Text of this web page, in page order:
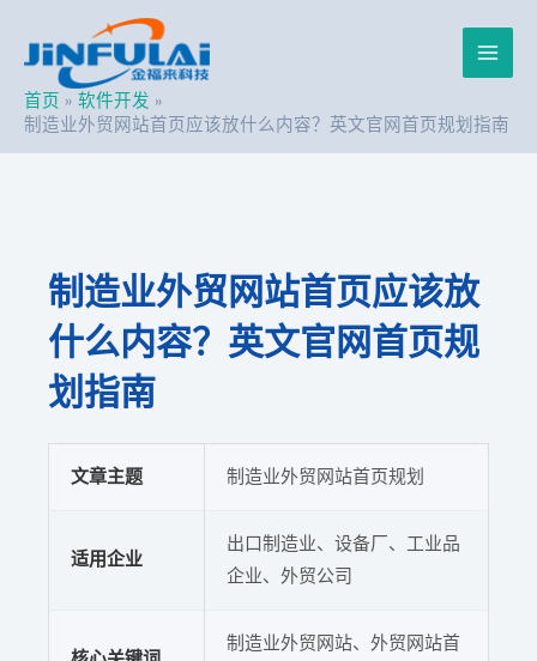
Main
首页
软件开发
制造业外贸网站首页应该放什么内容？英文官网首页规划指南
制造业外贸网站首页应该放
什么内容？英文官网首页规
划指南
文章主题 制造业外贸网站首页规划
适用企业
出口制造业、设备厂、工业品
企业、外贸公司
制造业外贸网站、外贸网站首
navigation